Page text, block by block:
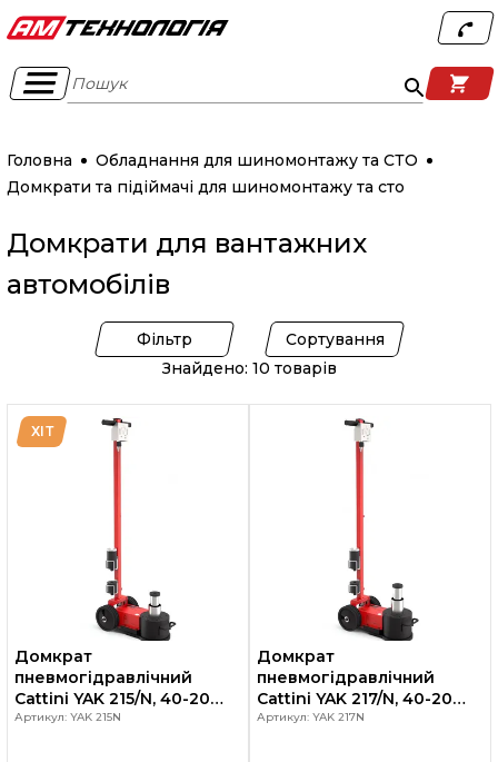
Пошук
Головна
Обладнання для шиномонтажу та СТО
Домкрати та підіймачі для шиномонтажу та сто
Домкрати для вантажних
автомобілів
Фільтр
Сортування
Знайдено: 10 товарів
ХІТ
Домкрат
пневмогідравлічний
Cattini YAK 215/N, 40-20
тон, для вантажних
Артикул: YAK 215N
Домкрат
пневмогідравлічний
Cattini YAK 217/N, 40-20
тон, для вантажних
Артикул: YAK 217N